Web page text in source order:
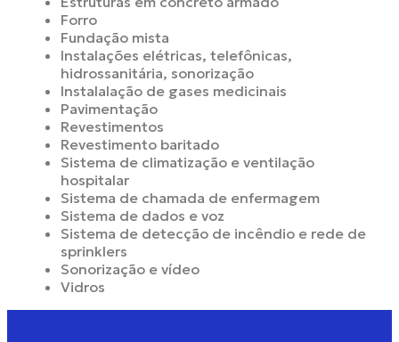
Forro
Fundação mista
Instalações elétricas, telefônicas,
hidrossanitária, sonorização
Instalalação de gases medicinais
Pavimentação
Revestimentos
Revestimento baritado
Sistema de climatização e ventilação
hospitalar
Sistema de chamada de enfermagem
Sistema de dados e voz
Sistema de detecção de incêndio e rede de
sprinklers
Sonorização e vídeo
Vidros